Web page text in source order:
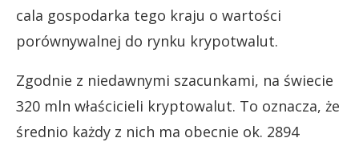
cala gospodarka tego kraju o wartości
porównywalnej do rynku krypotwalut.
Zgodnie z niedawnymi szacunkami, na świecie
320 mln właścicieli kryptowalut. To oznacza, że
średnio każdy z nich ma obecnie ok. 2894